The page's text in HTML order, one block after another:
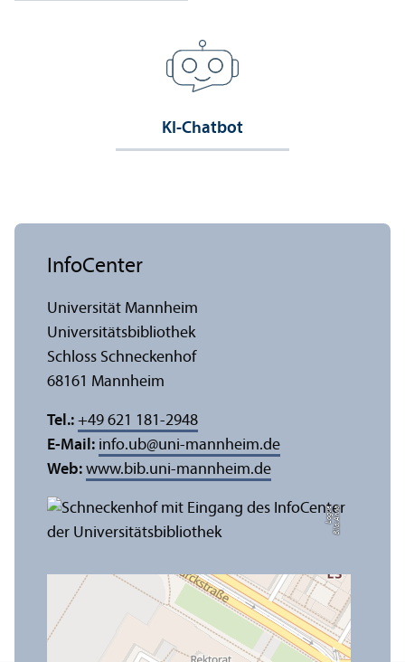
KI-Chatbot
Bil
d:
A
n
n
a
L
o
g
u
e
InfoCenter
Universität Mannheim
Universitäts­bibliothek
Schloss Schneckenhof
68161 Mannheim
Tel.: +49 621 181-2948
E-Mail: info.ub@uni-mannheim.de
Web: www.bib.uni-mannheim.de